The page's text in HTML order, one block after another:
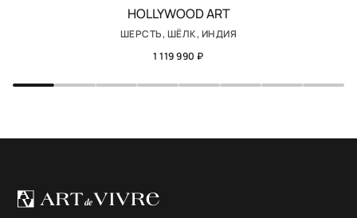
HOLLYWOOD ART
ШЕРСТЬ, ШЁЛК, ИНДИЯ
1 119 990 ₽